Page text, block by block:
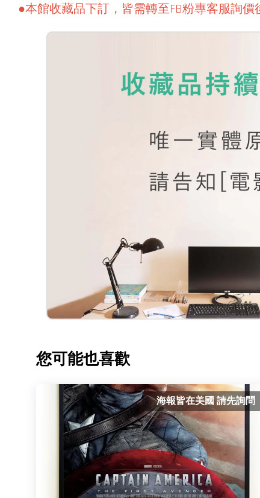
●本館收藏品下訂，皆需轉至FB粉專客服詢
您可能也喜歡
海報皆在美國 請先詢問